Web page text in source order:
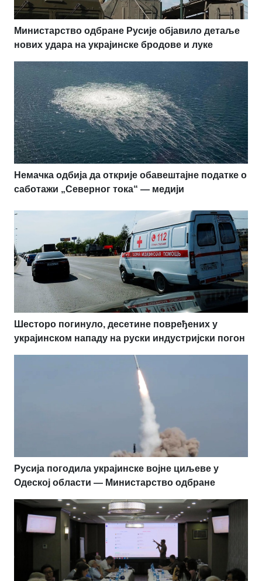
Министарство одбране Русије објавило детаље
нових удара на украјинске бродове и луке
Немачка одбија да открије обавештајне податке о
саботажи „Северног тока“ — медији
Шесторо погинуло, десетине повређених у
украјинском нападу на руски индустријски погон
Русија погодила украјинске војне циљеве у
Одеској области — Министарство одбране